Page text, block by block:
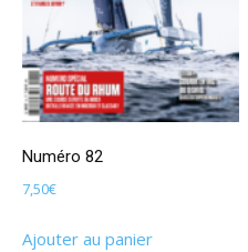
Numéro 82
7,50€
Ajouter au panier